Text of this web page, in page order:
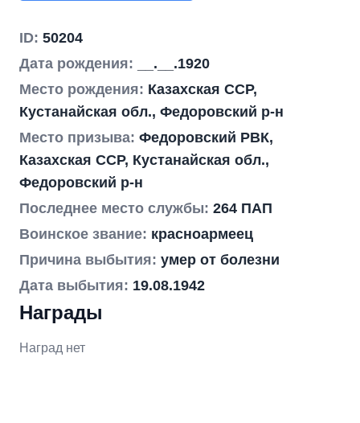
ID: 50204
Дата рождения:
__.__.1920
Место рождения: Казахская ССР,
Кустанайская обл., Федоровский р-н
Место призыва: Федоровский РВК,
Казахская ССР, Кустанайская обл.,
Федоровский р-н
Последнее место службы: 264 ПАП
Воинское звание: красноармеец
Причина выбытия: умер от болезни
Дата выбытия: 19.08.1942
Награды
Наград нет